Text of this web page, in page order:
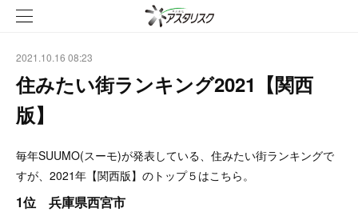
2021.10.16 08:23
住みたい街ランキング2021【関西
版】
毎年SUUMO(スーモ)が発表している、住みたい街ランキングで
すが、2021年【関西版】のトップ５はこちら。
1位 兵庫県西宮市